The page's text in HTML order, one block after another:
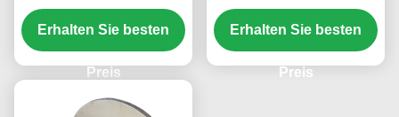
Elektrodraht Holzspulen
Starke Tragfähigkeit
Erhalten Sie besten
Preis
Holzkabelspirale
Langlebig
Erhalten Sie besten
Preis